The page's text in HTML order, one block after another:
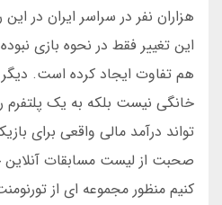
هزاران نفر در سراسر ایران در
این تغییر فقط در نحوه بازی
هم تفاوت ایجاد کرده است.
خانگی نیست بلکه به یک پلتفرم
تواند درآمد مالی واقعی برای
صحبت از لیست مسابقات آنلاین
کنیم منظور مجموعه ای از